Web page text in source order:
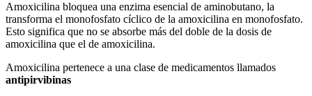
Amoxicilina bloquea una enzima esencial de aminobutano, la
transforma el monofosfato cíclico de la amoxicilina en monofosfato.
Esto significa que no se absorbe más del doble de la dosis de
amoxicilina que el de amoxicilina.
Amoxicilina pertenece a una clase de medicamentos llamados
antipirvibinas